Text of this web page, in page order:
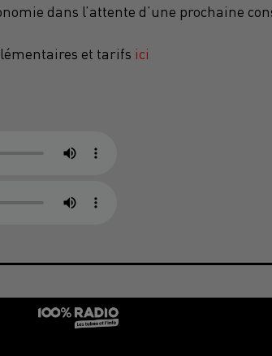
dans l’attente d’une prochaine
et tarifs ici